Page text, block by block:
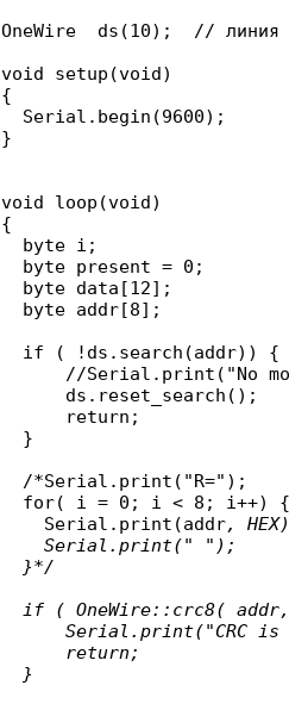
OneWire  ds(10);  // линия
void setup(void)
{
  Serial.begin(9600);
}
void loop(void)
{
  byte i;
  byte present = 0;
  byte data[12];
  byte addr[8];
  if ( !ds.search(addr)) {
//Serial.print("No
      ds.reset_search();
      return;
  }
  /*Serial.print("R=");
  for( i = 0; i < 8; i++) {
    Serial.print(addr
,
    Serial.print(" ");
  }*/
if ( OneWire::crc8(
Serial.print("CRC is
      return;
  }